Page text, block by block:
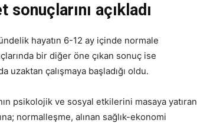
açıkladı
hayatın 6-12 ay içinde normale
bir diğer öne çıkan sonuç ise
uzaktan çalışmaya başladığı oldu.
psikolojik ve sosyal etkilerini masaya yatıran
normalleşme, alınan sağlık-ekonomi